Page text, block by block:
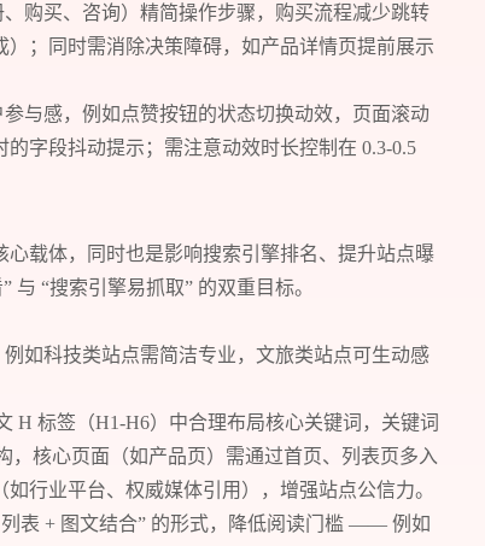
您需要： 网站建设 数字产品研发 SEO搜索
您所提交的信息将严格保密，且不以任何形式
再想想，稍后预约
购买、咨询）精简操作步骤，购买流程减少跳转
）；同时需消除决策障碍，如产品详情页提前展示
与感，例如点赞按钮的状态切换动效，页面滚动
字段抖动提示；需注意动效时长控制在 0.3-0.5
载体，同时也是影响搜索引擎排名、提升站点曝
与 “搜索引擎易抓取” 的双重目标。
如科技类站点需简洁专业，文旅类站点可生动感
H 标签（H1-H6）中合理布局核心关键词，关键词
，核心页面（如产品页）需通过首页、列表页多入
行业平台、权威媒体引用），增强站点公信力。
表 + 图文结合” 的形式，降低阅读门槛 —— 例如